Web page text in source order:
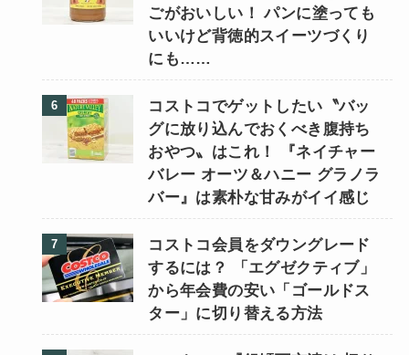
ごがおいしい！ パンに塗っても
いいけど背徳的スイーツづくり
にも……
コストコでゲットしたい〝バッ
グに放り込んでおくべき腹持ち
おやつ〟はこれ！ 『ネイチャー
バレー オーツ＆ハニー グラノラ
バー』は素朴な甘みがイイ感じ
コストコ会員をダウングレード
するには？ 「エグゼクティブ」
から年会費の安い「ゴールドス
ター」に切り替える方法